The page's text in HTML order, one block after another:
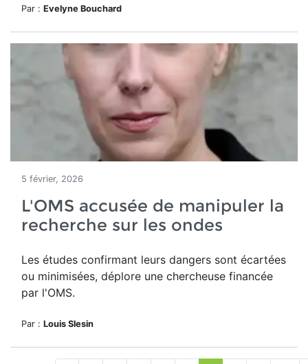
Par : Evelyne Bouchard
5 février, 2026
L'OMS accusée de manipuler la
recherche sur les ondes
Les études confirmant leurs dangers sont écartées
ou minimisées, déplore une chercheuse financée
par l'OMS.
Par : Louis Slesin